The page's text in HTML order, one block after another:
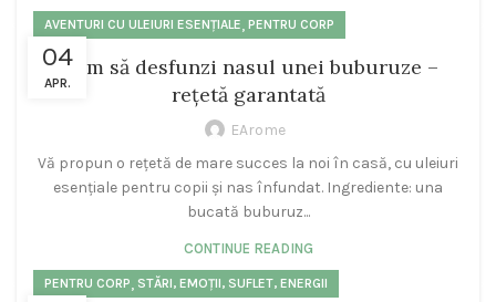
04
APR.
AVENTURI CU ULEIURI ESENȚIALE, PENTRU CORP
Cum să desfunzi nasul unei buburuze –
rețetă garantată
EArome
Vă propun o rețetă de mare succes la noi în casă, cu uleiuri
esențiale pentru copii și nas înfundat. Ingrediente: una
bucată buburuz...
CONTINUE READING
PENTRU CORP, STĂRI, EMOȚII, SUFLET, ENERGII